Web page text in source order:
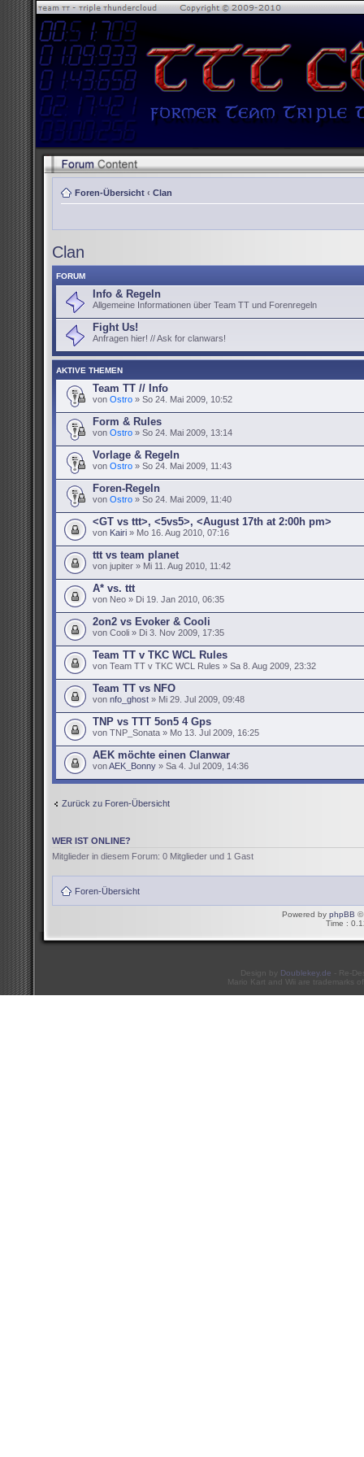
Foren-Übersicht ‹ Clan
Clan
FORUM
Info & Regeln
Allgemeine Informationen über Team TT und Forenregeln
Fight Us!
Anfragen hier! // Ask for clanwars!
AKTIVE THEMEN
Team TT // Info
von Ostro » So 24. Mai 2009, 10:52
Form & Rules
von Ostro » So 24. Mai 2009, 13:14
Vorlage & Regeln
von Ostro » So 24. Mai 2009, 11:43
Foren-Regeln
von Ostro » So 24. Mai 2009, 11:40
<GT vs ttt>, <5vs5>, <August 17th at 2:00h pm>
von Kairi » Mo 16. Aug 2010, 07:16
ttt vs team planet
von jupiter » Mi 11. Aug 2010, 11:42
A* vs. ttt
von Neo » Di 19. Jan 2010, 06:35
2on2 vs Evoker & Cooli
von Cooli » Di 3. Nov 2009, 17:35
Team TT v TKC WCL Rules
von Team TT v TKC WCL Rules » Sa 8. Aug 2009, 23:32
Team TT vs NFO
von nfo_ghost » Mi 29. Jul 2009, 09:48
TNP vs TTT 5on5 4 Gps
von TNP_Sonata » Mo 13. Jul 2009, 16:25
AEK möchte einen Clanwar
vonAEK_Bonny » Sa 4. Jul 2009, 14:36
Zurück zu Foren-Übersicht
WER IST ONLINE?
Mitglieder in diesem Forum: 0 Mitglieder und 1 Gast
Foren-Übersicht
Powered by phpBB ©
Time :
Design by Doublekey.de - Re-
Mario Kart and Wii are trademarks